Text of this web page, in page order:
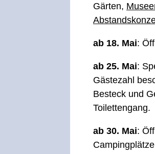
Gärten,
ab 18. Mai:
ab 25. Mai:
Gästezahl
Besteck und
Toilettengang.
ab 30. Mai: